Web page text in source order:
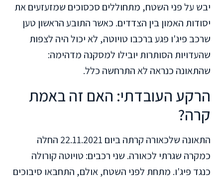
יבש על פני השטח, מתחוללים סכסוכים שמזעזעים את
יסודות האמון בין הצדדים. כאשר התובע הראשון טען
שרכב פיג'ו פגע ברכבו טויוטה, לא יכול היה לצפות
שהעדויות הסותרות יובילו למסקנה מדהימה:
שהתאונה כנראה לא התרחשה כלל.
הרקע העובדתי: האם זה באמת
קרה?
התאונה שלכאורה קרתה ביום 22.11.2021 החלה
כמקרה שגרתי לכאורה. שני רכבים: טויוטה קורולה
כנגד פיג'ו. מתחת לפני השטח, אולם, התחבאו סיבוכים